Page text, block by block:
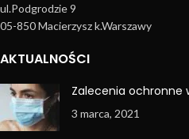
ul.Podgrodzie 9
05-850 Macierzysz k.Warszawy
AKTUALNOŚCI
Zalecenia ochronne
3 marca, 2021